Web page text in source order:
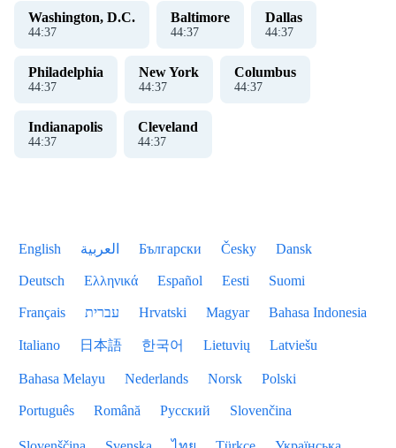
Washington, D.C.
44:38
Baltimore
44:38
Dallas
44:38
Philadelphia
44:38
New York
44:38
Columbus
44:38
Indianapolis
44:38
Cleveland
44:38
English العربية Български Česky Dansk
Deutsch Ελληνικά Español Eesti Suomi
Français עברית Hrvatski Magyar Bahasa Indonesia
Italiano 日本語 한국어 Lietuvių Latviešu
Bahasa Melayu Nederlands Norsk Polski
Português Română Русский Slovenčina